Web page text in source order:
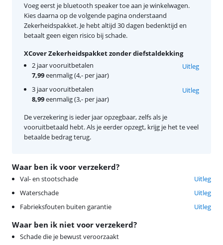
Waar ben ik voor verzekerd?
Val- en stootschade
Uitleg
Waterschade
Uitleg
Fabrieksfouten buiten garantie
Uitleg
Waar ben ik niet voor verzekerd?
Schade die je bewust veroorzaakt
Voeg eerst je bluetooth speaker toe aan je winkelwagen.
Kies daarna op de volgende pagina onderstaand
Zekerheidspakket. Je hebt altijd 30 dagen bedenktijd en
betaalt geen eigen risico bij schade.
XCover Zekerheidspakket zonder diefstaldekking
2 jaar vooruitbetalen
7,99eenmalig (4,- per jaar)
Uitleg
3 jaar vooruitbetalen
8,99eenmalig (3,- per jaar)
Uitleg
De verzekering is ieder jaar opzegbaar, zelfs als je
vooruitbetaald hebt. Als je eerder opzegt, krijg je het te veel
betaalde bedrag terug.